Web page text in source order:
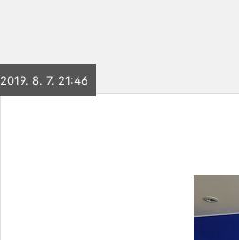
2019. 8. 7. 21:46